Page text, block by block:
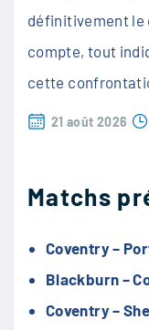
définitivement le
compte, tout
cette
21 août 2026
Matchs
Coventry –
Blackburn –
Coventry –